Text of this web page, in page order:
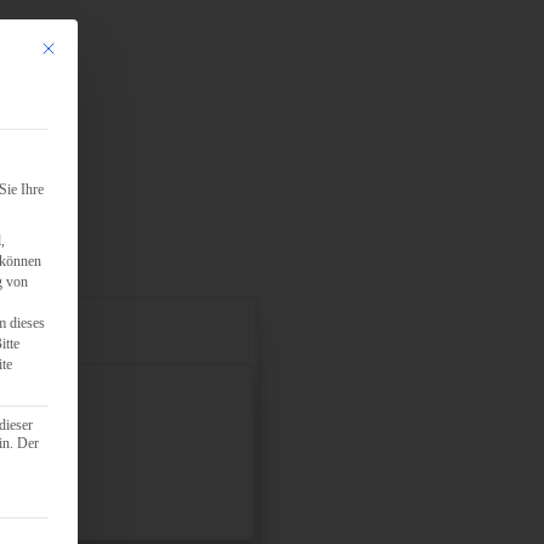
Mit diesem Button wird der Dialog geschlossen. Seine Funktionalität ist identisch mit
Ihre
von
dieses
Der